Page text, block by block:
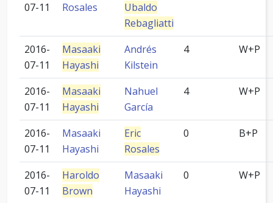
07-11
Rosales
Ubaldo
Rebagliatti
2016-
07-11
Masaaki
Hayashi
Andrés
Kilstein
4 W+P
2016-
07-11
Masaaki
Hayashi
Nahuel
García
4 W+P
2016-
07-11
Masaaki
Hayashi
Eric
Rosales
0 B+P
2016-
07-11
Haroldo
Brown
Masaaki
Hayashi
0 W+P